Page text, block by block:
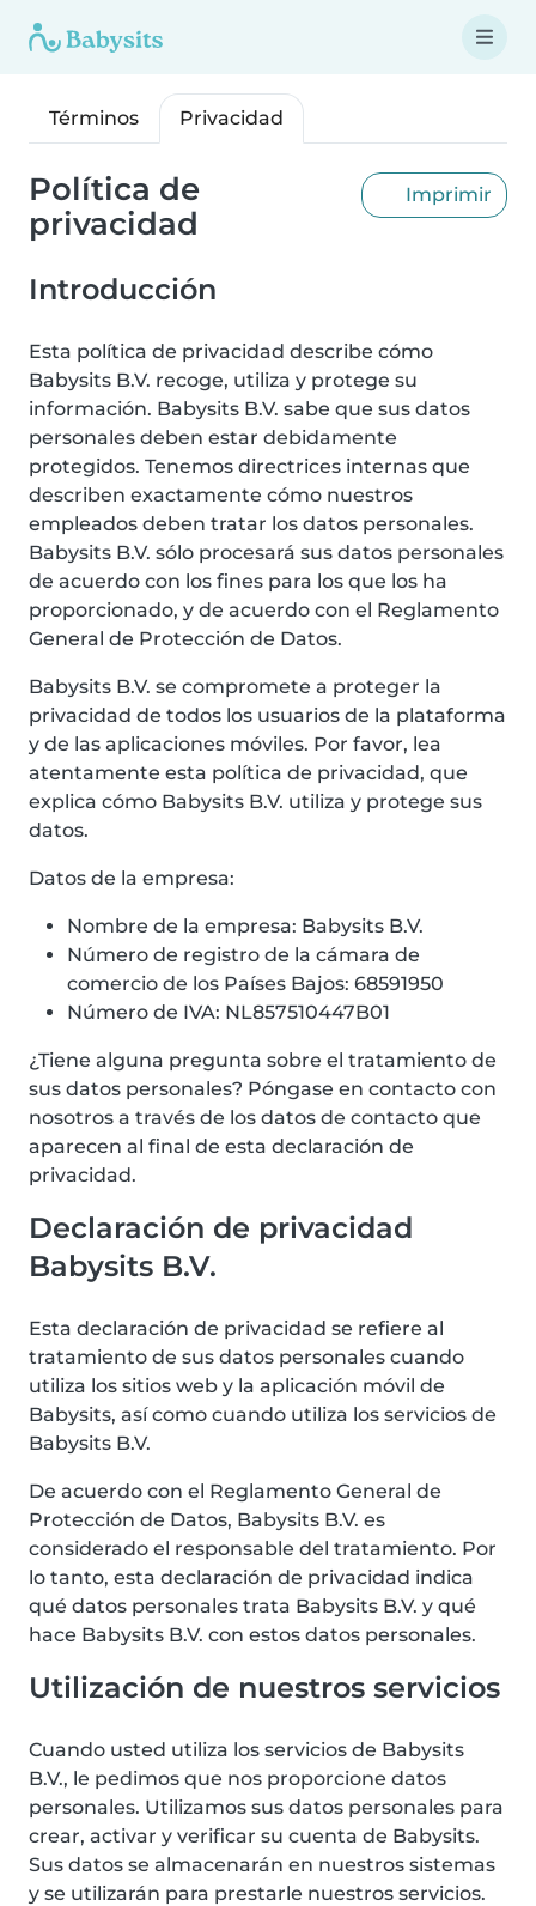
Términos Privacidad
Imprimir
Política de
privacidad
Introducción
Esta política de privacidad describe cómo
Babysits B.V. recoge, utiliza y protege su
información. Babysits B.V. sabe que sus datos
personales deben estar debidamente
protegidos. Tenemos directrices internas que
describen exactamente cómo nuestros
empleados deben tratar los datos personales.
Babysits B.V. sólo procesará sus datos personales
de acuerdo con los fines para los que los ha
proporcionado, y de acuerdo con el Reglamento
General de Protección de Datos.
Babysits B.V. se compromete a proteger la
privacidad de todos los usuarios de la plataforma
y de las aplicaciones móviles. Por favor, lea
atentamente esta política de privacidad, que
explica cómo Babysits B.V. utiliza y protege sus
datos.
Datos de la empresa:
Nombre de la empresa: Babysits B.V.
Número de registro de la cámara de
comercio de los Países Bajos: 68591950
Número de IVA: NL857510447B01
¿Tiene alguna pregunta sobre el tratamiento de
sus datos personales? Póngase en contacto con
nosotros a través de los datos de contacto que
aparecen al final de esta declaración de
privacidad.
Declaración de privacidad
Babysits B.V.
Esta declaración de privacidad se refiere al
tratamiento de sus datos personales cuando
utiliza los sitios web y la aplicación móvil de
Babysits, así como cuando utiliza los servicios de
Babysits B.V.
De acuerdo con el Reglamento General de
Protección de Datos, Babysits B.V. es
considerado el responsable del tratamiento. Por
lo tanto, esta declaración de privacidad indica
qué datos personales trata Babysits B.V. y qué
hace Babysits B.V. con estos datos personales.
Utilización de nuestros servicios
Cuando usted utiliza los servicios de Babysits
B.V., le pedimos que nos proporcione datos
personales. Utilizamos sus datos personales para
crear, activar y verificar su cuenta de Babysits.
Sus datos se almacenarán en nuestros sistemas
y se utilizarán para prestarle nuestros servicios.